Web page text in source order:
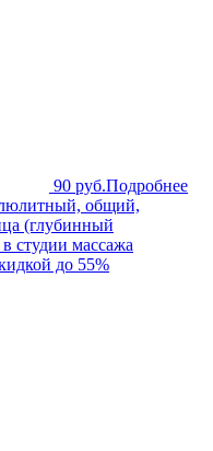
90 руб.Подробнее
общий,
(глубинный
студии массажа
до 55%